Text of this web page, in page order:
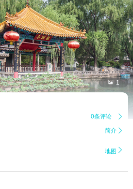
 1
0条评论 
简介 
地图 